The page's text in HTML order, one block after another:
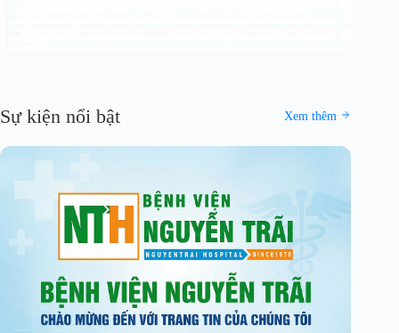
Sự kiện nổi bật Xem thêm